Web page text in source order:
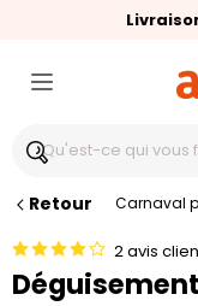
🥇 ⭐⭐⭐⭐⭐
Retour Carnaval
2 avis